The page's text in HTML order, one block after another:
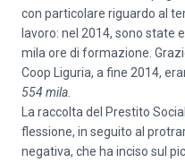
con particolare riguardo al
lavoro: nel 2014, sono state
mila ore di formazione.
Coop Liguria, a fine 2014,
554 mila.
La raccolta del Prestito
flessione, in seguito al
negativa, che ha inciso sul